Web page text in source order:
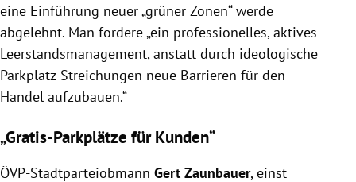
eine Einführung neuer „grüner Zonen“ werde
abgelehnt. Man fordere „ein professionelles, aktives
Leerstandsmanagement, anstatt durch ideologische
Parkplatz-Streichungen neue Barrieren für den
Handel aufzubauen.“
„Gratis-Parkplätze für Kunden“
ÖVP-Stadtparteiobmann Gert Zaunbauer, einst